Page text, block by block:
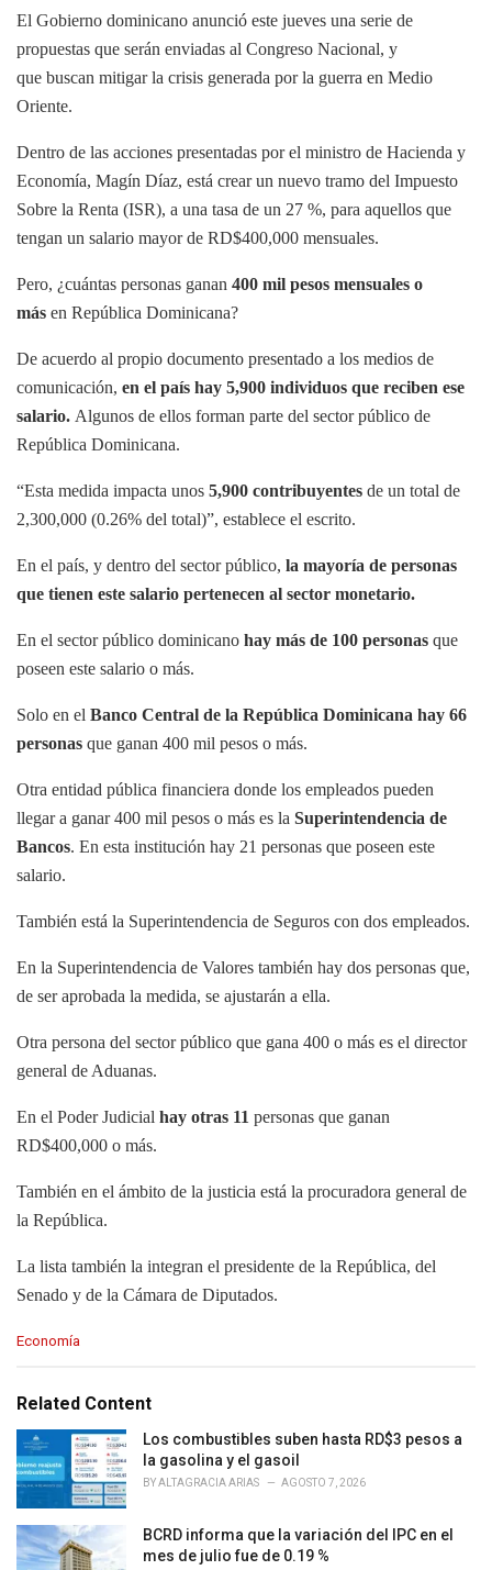
El Gobierno dominicano anunció este jueves una serie de
propuestas que serán enviadas al Congreso Nacional, y
que buscan mitigar la crisis generada por la guerra en Medio
Oriente.
Dentro de las acciones presentadas por el ministro de Hacienda y
Economía, Magín Díaz, está crear un nuevo tramo del Impuesto
Sobre la Renta (ISR), a una tasa de un 27 %, para aquellos que
tengan un salario mayor de RD$400,000 mensuales.
Pero, ¿cuántas personas ganan 400 mil pesos mensuales o
más en República Dominicana?
De acuerdo al propio documento presentado a los medios de
comunicación, en el país hay 5,900 individuos que reciben ese
salario. Algunos de ellos forman parte del sector público de
República Dominicana.
“Esta medida impacta unos 5,900 contribuyentes de un total de
2,300,000 (0.26% del total)”, establece el escrito.
En el país, y dentro del sector público, la mayoría de personas
que tienen este salario pertenecen al sector monetario.
En el sector público dominicano hay más de 100 personas que
poseen este salario o más.
Solo en el Banco Central de la República Dominicana hay 66
personas que ganan 400 mil pesos o más.
Otra entidad pública financiera donde los empleados pueden
llegar a ganar 400 mil pesos o más es la Superintendencia de
Bancos. En esta institución hay 21 personas que poseen este
salario.
También está la Superintendencia de Seguros con dos empleados.
En la Superintendencia de Valores también hay dos personas que,
de ser aprobada la medida, se ajustarán a ella.
Otra persona del sector público que gana 400 o más es el director
general de Aduanas.
En el Poder Judicial hay otras 11 personas que ganan
RD$400,000 o más.
También en el ámbito de la justicia está la procuradora general de
la República.
La lista también la integran el presidente de la República, del
Senado y de la Cámara de Diputados.
C
e
r
i
e
:
Economía
Related Content
Los combustibles suben hasta RD$3 pesos a
la gasolina y el gasoil
BYALTAGRACIA ARIAS AGOSTO 7, 2026
BCRD informa que la variación del IPC en el
mes de julio fue de 0.19 %